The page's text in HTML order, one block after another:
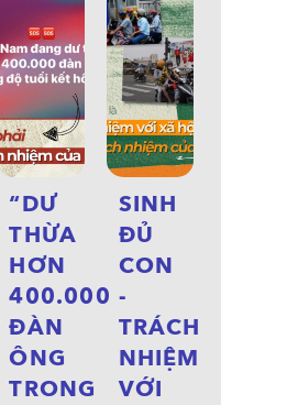
“DƯ
THỪA
HƠN
400.000
ĐÀN
ÔNG
TRONG
SINH
ĐỦ
CON
-
TRÁCH
NHIỆM
VỚI